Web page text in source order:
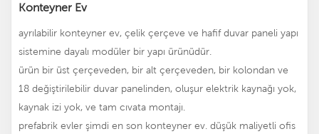
Konteyner Ev
ayrılabilir konteyner ev, çelik çerçeve ve hafif duvar paneli yapı
sistemine dayalı modüler bir yapı ürünüdür.
ürün bir üst çerçeveden, bir alt çerçeveden, bir kolondan ve
18 değiştirilebilir duvar panelinden, oluşur elektrik kaynağı yok,
kaynak izi yok, ve tam cıvata montajı.
prefabrik evler şimdi en son konteyner ev. düşük maliyetli ofis